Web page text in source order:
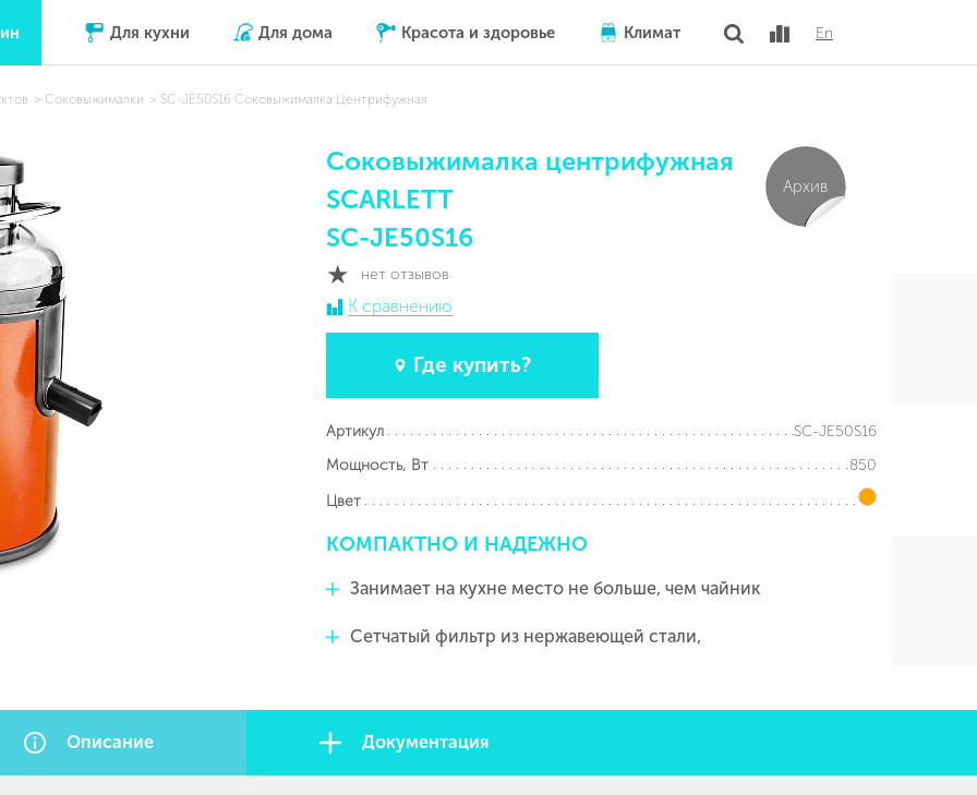
Для кухни Для дома Красота и здоровье Климат En
Соковыжималки SC-JE50S16 Соковыжималка Центрифужная
Соковыжималка центрифужная
SCARLETT
SC-JE50S16
нет отзывов
К сравнению
Где купить?
Архив
Артикул
SC-JE50S16
Мощность, Вт
850
Цвет
КОМПАКТНО И НАДЕЖНО
Занимает на кухне место не больше, чем чайник
Сетчатый фильтр из нержавеющей стали,
Описание Документация